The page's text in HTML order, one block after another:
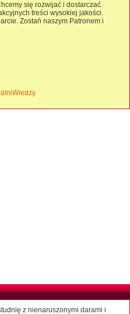
się rozwijać i dostarczać
treści wysokiej jakości.
Zostań naszym Patronem i
z nienaruszonymi darami i